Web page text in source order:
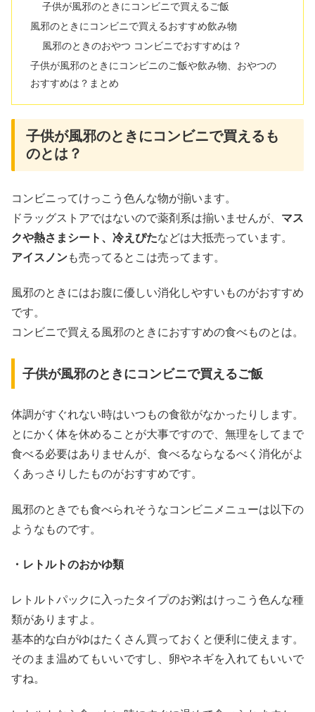
子供が風邪のときにコンビニで買えるご飯
風邪のときにコンビニで買えるおすすめ飲み物
風邪のときのおやつ コンビニでおすすめは？
子供が風邪のときにコンビニのご飯や飲み物、おやつの
おすすめは？まとめ
子供が風邪のときにコンビニで買えるも
のとは？
コンビニってけっこう色んな物が揃います。
ドラッグストアではないので薬剤系は揃いませんが、 マス
クや熱さまシート、冷えぴたなどは大抵売っています。
アイスノンも売ってるとこは売ってます。
風邪のときにはお腹に優しい消化しやすいものがおすすめ
です。
コンビニで買える風邪のときにおすすめの食べものとは。
子供が風邪のときにコンビニで買えるご飯
体調がすぐれない時はいつもの食欲がなかったりします。
とにかく体を休めることが大事ですので、無理をしてまで
食べる必要はありませんが、食べるならなるべく消化がよ
くあっさりしたものがおすすめです。
風邪のときでも食べられそうなコンビニメニューは以下の
ようなものです。
・レトルトのおかゆ類
レトルトパックに入ったタイプのお粥はけっこう色んな種
類がありますよ。
基本的な白がゆはたくさん買っておくと便利に使えます。
そのまま温めてもいいですし、卵やネギを入れてもいいで
すね。